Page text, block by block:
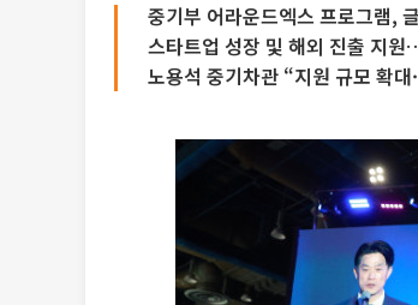
중기부 어라운드엑스 프로그램,
스타트업 성장 및 해외 진출 지
노용석 중기차관 “지원 규모 확